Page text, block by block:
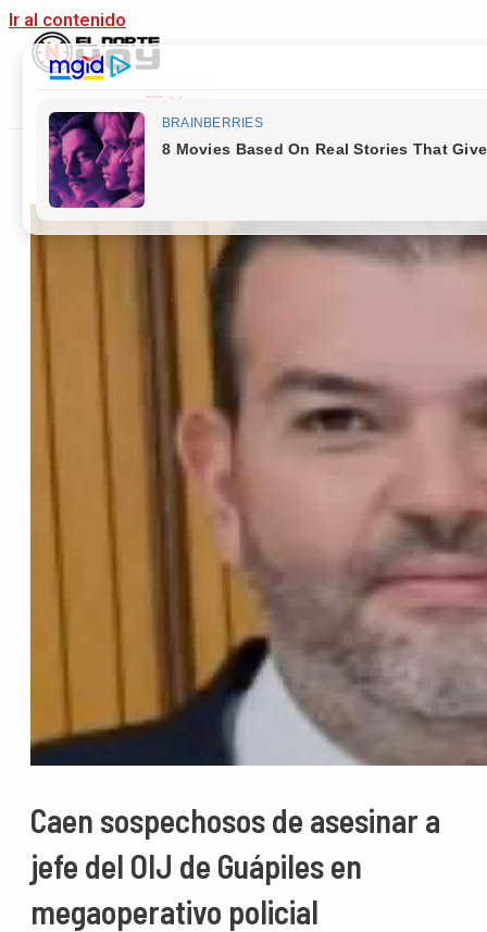
Ir al contenido
Main Menu
Caen sospechosos de asesinar a
jefe del OIJ de Guápiles en
megaoperativo policial